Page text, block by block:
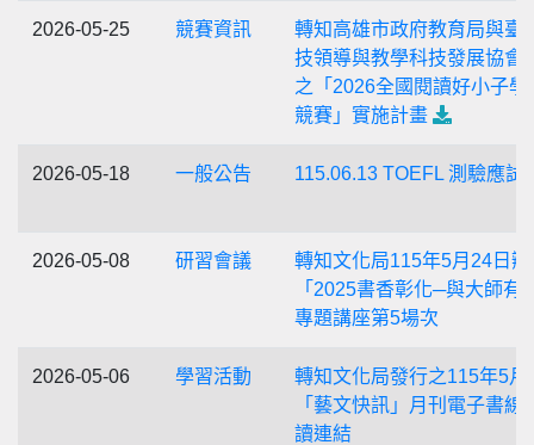
2026-05-25 競賽資訊
轉知高雄市政府教育局與臺
技領導與教學科技發展協會
之「2026全國閱讀好小子學
競賽」實施計畫
2026-05-18 一般公告 115.06.13 TOEFL 測驗應試
2026-05-08 研習會議
轉知文化局115年5月24日辦
「2025書香彰化─與大師有
專題講座第5場次
2026-05-06 學習活動
轉知文化局發行之115年5月
「藝文快訊」月刊電子書線
讀連結